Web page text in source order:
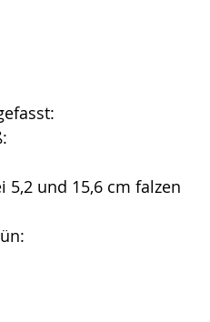
5,2 und 15,6 cm falzen